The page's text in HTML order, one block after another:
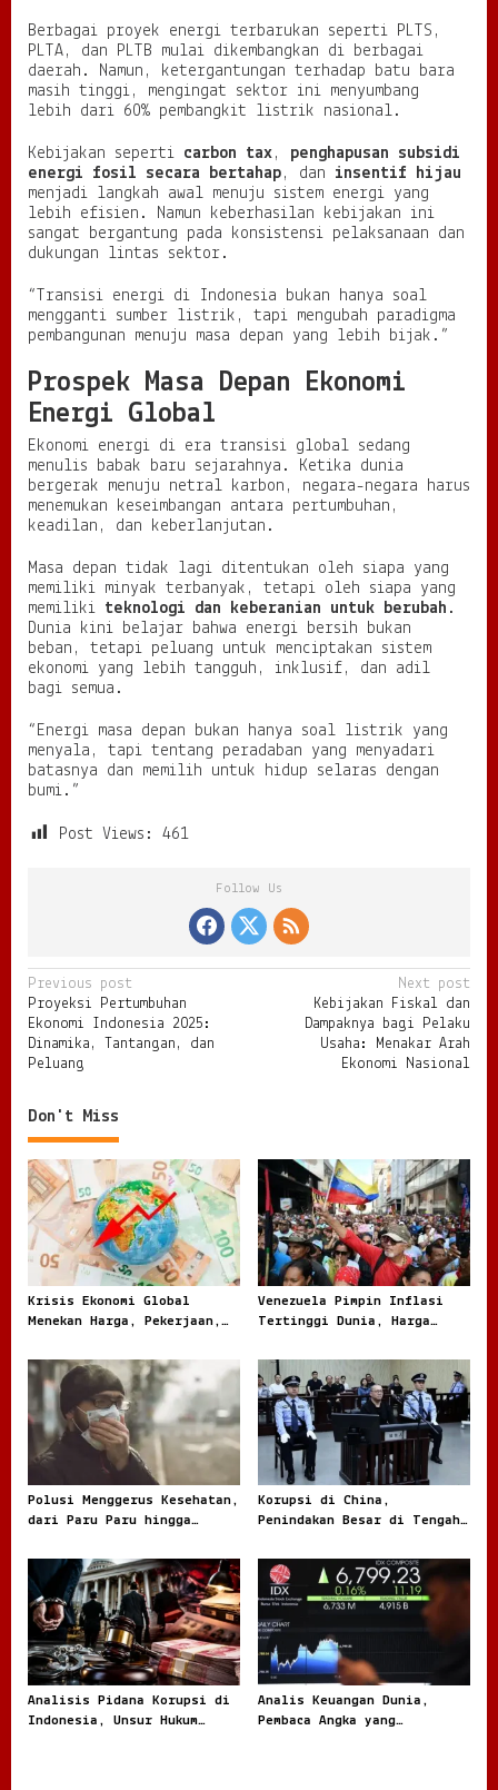
Berbagai proyek energi terbarukan seperti PLTS,
PLTA, dan PLTB mulai dikembangkan di berbagai
daerah. Namun, ketergantungan terhadap batu bara
masih tinggi, mengingat sektor ini menyumbang
lebih dari 60% pembangkit listrik nasional.
Kebijakan seperti carbon tax, penghapusan subsidi
energi fosil secara bertahap, dan insentif hijau
menjadi langkah awal menuju sistem energi yang
lebih efisien. Namun keberhasilan kebijakan ini
sangat bergantung pada konsistensi pelaksanaan dan
dukungan lintas sektor.
“Transisi energi di Indonesia bukan hanya soal
mengganti sumber listrik, tapi mengubah paradigma
pembangunan menuju masa depan yang lebih bijak.”
Prospek Masa Depan Ekonomi
Energi Global
Ekonomi energi di era transisi global sedang
menulis babak baru sejarahnya. Ketika dunia
bergerak menuju netral karbon, negara-negara harus
menemukan keseimbangan antara pertumbuhan,
keadilan, dan keberlanjutan.
Masa depan tidak lagi ditentukan oleh siapa yang
memiliki minyak terbanyak, tetapi oleh siapa yang
memiliki teknologi dan keberanian untuk berubah .
Dunia kini belajar bahwa energi bersih bukan
beban, tetapi peluang untuk menciptakan sistem
ekonomi yang lebih tangguh, inklusif, dan adil
bagi semua.
“Energi masa depan bukan hanya soal listrik yang
menyala, tapi tentang peradaban yang menyadari
batasnya dan memilih untuk hidup selaras dengan
bumi.”
Post Views: 461
Follow Us
P
o
s
n
a
v
i
g
a
t
i
o
n
Previous post
Proyeksi Pertumbuhan
Ekonomi Indonesia 2025:
Dinamika, Tantangan, dan
Peluang
Next post
Kebijakan Fiskal dan
Dampaknya bagi Pelaku
Usaha: Menakar Arah
Ekonomi Nasional
Don't Miss
Krisis Ekonomi Global
Menekan Harga, Pekerjaan,
Venezuela Pimpin Inflasi
Tertinggi Dunia, Harga
Polusi Menggerus Kesehatan,
dari Paru Paru hingga
Korupsi di China,
Penindakan Besar di Tengah
Analisis Pidana Korupsi di
Indonesia, Unsur Hukum
Analis Keuangan Dunia,
Pembaca Angka yang